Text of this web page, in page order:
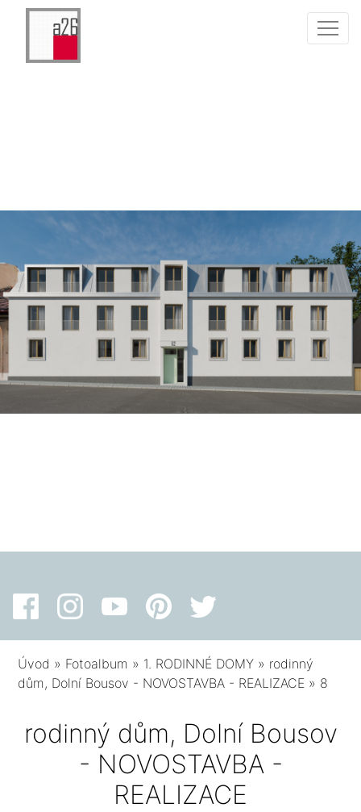
Úvod » Fotoalbum » 1. RODINNÉ DOMY » rodinný
dům, Dolní Bousov - NOVOSTAVBA - REALIZACE » 8
rodinný dům, Dolní Bousov
- NOVOSTAVBA -
REALIZACE